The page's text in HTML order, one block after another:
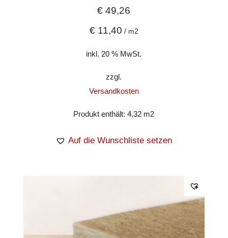
€ 49,26
€11,40 / m2
inkl. 20 % MwSt.
zzgl.
Versandkosten
Produkt enthält: 4,32 m2
Auf die Wunschliste setzen